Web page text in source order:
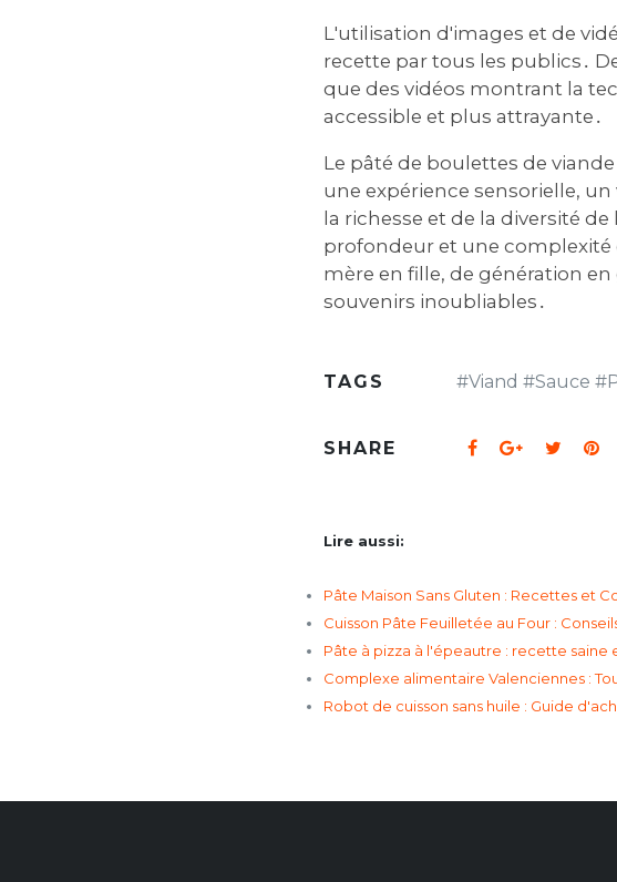
L'utilisation d'images et de
recette par tous les publics․
que des vidéos montrant la
accessible et plus attrayante․
Le pâté de boulettes de
une expérience sensorielle,
la richesse et de la diversité
profondeur et une complexité
mère en fille, de génération
souvenirs inoubliables․
TAGS #Viand #Sauce #
SHARE
Lire aussi:
Pâte Maison Sans Gluten : Recettes et
Cuisson Pâte Feuilletée au Four :
Pâte à pizza à l'épeautre : recette saine
Complexe alimentaire Valenciennes :
Robot de cuisson sans huile : Guide